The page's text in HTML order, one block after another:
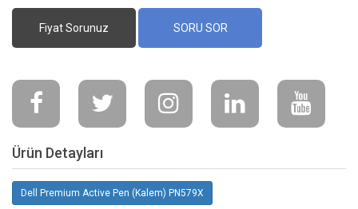
Fiyat Sorunuz SORU SOR
Ürün Detayları
Dell Premium Active Pen (Kalem) PN579X